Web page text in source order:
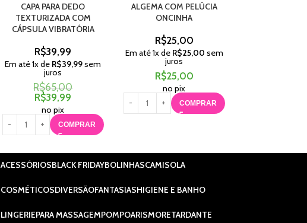
CAPA PARA DEDO
TEXTURIZADA COM
CÁPSULA VIBRATÓRIA
R$39,99
Em até1x de R$39,99sem
juros
R$65,00
R$39,99
no pix
COMPRAR
ALGEMA COM PELÚCIA
ONCINHA
R$25,00
Em até1x de R$25,00 sem
juros
R$25,00
no pix
COMPRAR
ACESSÓRIOSBLACK FRIDAYBOLINHASCAMISOLA
COSMÉTICOSDIVERSÃOFANTASIASHIGIENE E BANHO
LINGERIEPARA MASSAGEMPOMPOARISMORETARDANTE